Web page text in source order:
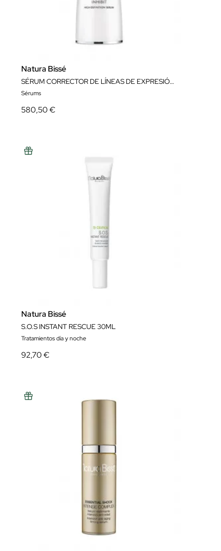
Natura Bissé
SÉRUM CORRECTOR DE LÍNEAS DE EXPRESIÓN INHIBIT HIGH DEFINITION 60 ML NATURA BISSÉ
Sérums
580,50 €
Natura Bissé
S.O.S INSTANT RESCUE 30ML
Tratamientos día y noche
92,70 €